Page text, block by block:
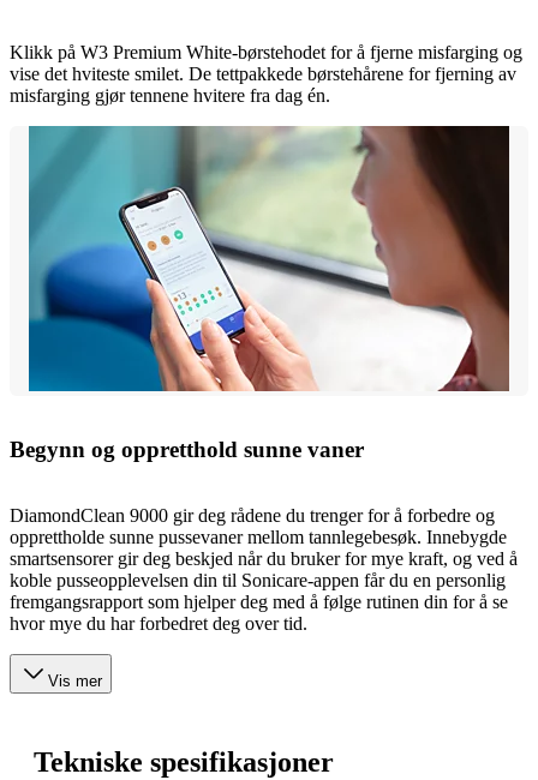
Klikk på W3 Premium White-børstehodet for å fjerne misfarging og
vise det hviteste smilet. De tettpakkede børstehårene for fjerning av
misfarging gjør tennene hvitere fra dag én.
Begynn og oppretthold sunne vaner
DiamondClean 9000 gir deg rådene du trenger for å forbedre og
opprettholde sunne pussevaner mellom tannlegebesøk. Innebygde
smartsensorer gir deg beskjed når du bruker for mye kraft, og ved å
koble pusseopplevelsen din til Sonicare-appen får du en personlig
fremgangsrapport som hjelper deg med å følge rutinen din for å se
hvor mye du har forbedret deg over tid.
Vis mer
Tekniske spesifikasjoner